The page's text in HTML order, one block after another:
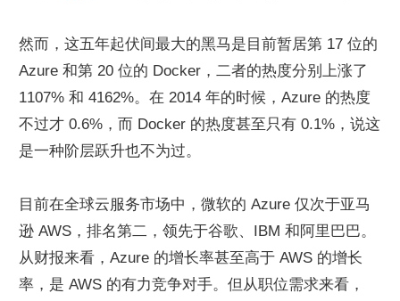
然而，这五年起伏间最大的黑马是目前暂居第 17 位的
Azure 和第 20 位的 Docker，二者的热度分别上涨了
1107% 和 4162%。在 2014 年的时候，Azure 的热度
不过才 0.6%，而 Docker 的热度甚至只有 0.1%，说这
是一种阶层跃升也不为过。
目前在全球云服务市场中，微软的 Azure 仅次于亚马
逊 AWS，排名第二，领先于谷歌、IBM 和阿里巴巴。
从财报来看，Azure 的增长率甚至高于 AWS 的增长
率，是 AWS 的有力竞争对手。但从职位需求来看，